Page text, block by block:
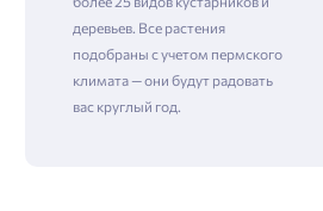
деревьев. Все растения
подобраны с учетом пермского
климата — они будут радовать
вас круглый год.